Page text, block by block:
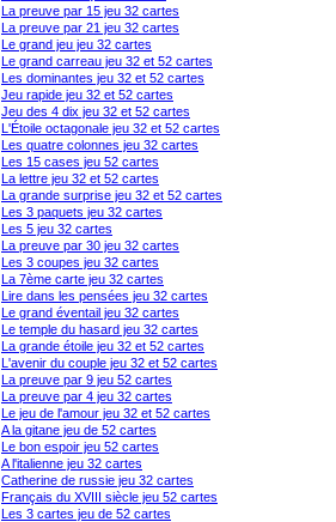
La preuve par 15 jeu 32 cartes
La preuve par 21 jeu 32 cartes
Le grand jeu jeu 32 cartes
Le grand carreau jeu 32 et 52 cartes
Les dominantes jeu 32 et 52 cartes
Jeu rapide jeu 32 et 52 cartes
Jeu des 4 dix jeu 32 et 52 cartes
L'Étoile octagonale jeu 32 et 52 cartes
Les quatre colonnes jeu 32 cartes
Les 15 cases jeu 52 cartes
La lettre jeu 32 et 52 cartes
La grande surprise jeu 32 et 52 cartes
Les 3 paquets jeu 32 cartes
Les 5 jeu 32 cartes
La preuve par 30 jeu 32 cartes
Les 3 coupes jeu 32 cartes
La 7ème carte jeu 32 cartes
Lire dans les pensées jeu 32 cartes
Le grand éventail jeu 32 cartes
Le temple du hasard jeu 32 cartes
La grande étoile jeu 32 et 52 cartes
L'avenir du couple jeu 32 et 52 cartes
La preuve par 9 jeu 52 cartes
La preuve par 4 jeu 32 cartes
Le jeu de l'amour jeu 32 et 52 cartes
A la gitane jeu de 52 cartes
Le bon espoir jeu 52 cartes
A l'italienne jeu 32 cartes
Catherine de russie jeu 32 cartes
Français du XVIII siècle jeu 52 cartes
Les 3 cartes jeu de 52 cartes